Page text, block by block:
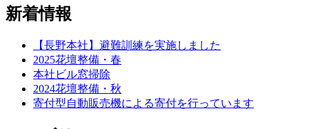
新着情報
【長野本社】避難訓練を実施しました
2025花壇整備・春
本社ビル窓掃除
2024花壇整備・秋
寄付型自動販売機による寄付を行っています